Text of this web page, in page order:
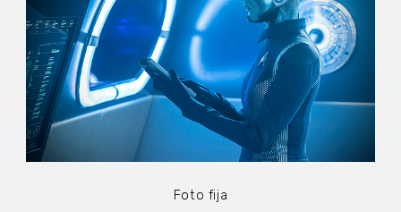
Foto fija